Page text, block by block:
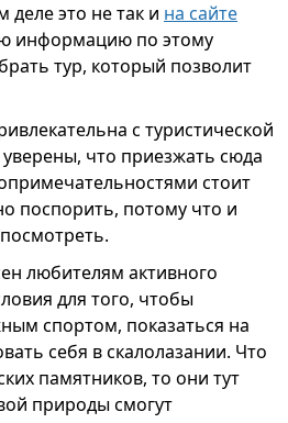
деле это не так и на сайте
информацию по этому
тур, который позволит
с туристической
что приезжать сюда
стоит
поспорить, потому что и
любителям активного
для того, чтобы
спортом, показаться на
себя в скалолазании. Что
памятников, то они тут
природы смогут